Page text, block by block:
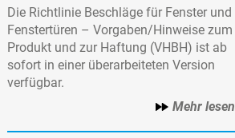
Die Richtlinie Beschläge für Fenster und
Fenstertüren – Vorgaben/Hinweise zum
Produkt und zur Haftung (VHBH) ist ab
sofort in einer überarbeiteten Version
verfügbar.
Mehr lesen